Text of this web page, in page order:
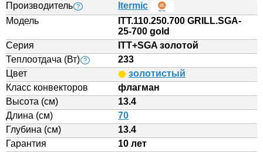
Производитель ?
Itermic
Модель
ITT.110.250.700 GRILL.SGA-
25-700 gold
Серия
ITT+SGA золотой
Теплоотдача (Вт) ?
233
Цвет
золотистый
Класс конвекторов
флагман
Высота (см)
13.4
Длина (см)
70
Глубина (см)
13.4
Гарантия
10 лет